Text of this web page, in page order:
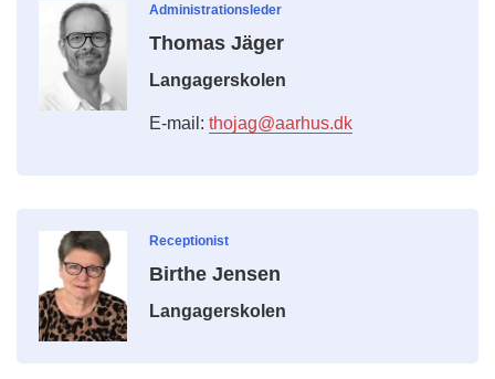
Administrationsleder
Thomas Jäger
Langagerskolen
E-mail: thojag@aarhus.dk
Receptionist
Birthe Jensen
Langagerskolen